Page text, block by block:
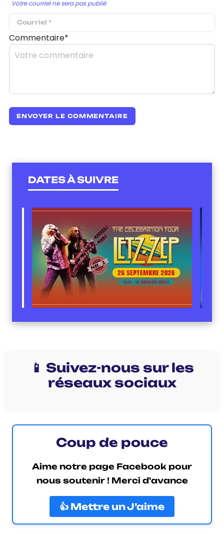
Votre courriel ne sera pas publié
Commentaire*
DATES À SUIVRE
📱 Suivez-nous sur les
réseaux sociaux
Coup de pouce
Aime notre page Facebook pour
nous soutenir ! Merci d'avance
👍 Mettre un J’aime